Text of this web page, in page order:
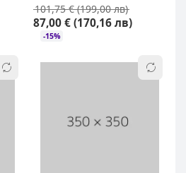
101,75 € (199,00 лв)
87,00 € (170,16 лв)
-15%